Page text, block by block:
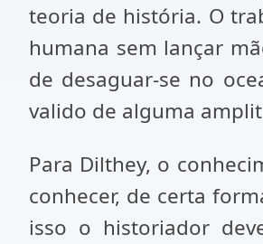
teoria de história. O
humana sem lançar
de desaguar-se no
valido de alguma
Para Dilthey, o
conhecer, de certa
isso o historiador